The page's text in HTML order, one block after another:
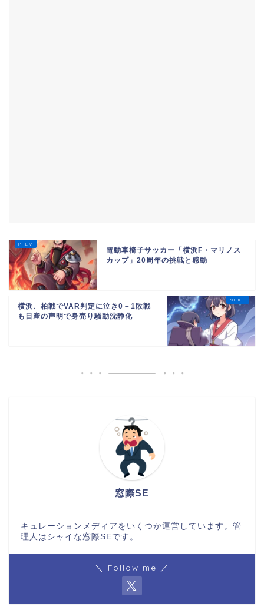
電動車椅子サッカー「横浜F・マリノス
カップ」20周年の挑戦と感動
横浜、柏戦でVAR判定に泣き0－1敗戦
も日産の声明で身売り騒動沈静化
窓際SE
キュレーションメディアをいくつか運営しています。管
理人はシャイな窓際SEです。
＼ Follow me ／